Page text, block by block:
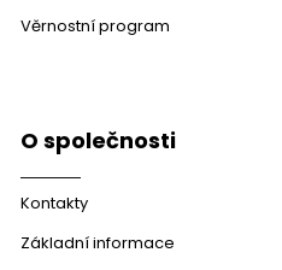
Věrnostní program
O společnosti
Kontakty
Základní informace